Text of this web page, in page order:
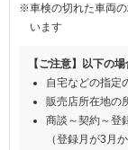
※車検の切れた車両
います
【ご注意】以下の
自宅などの指定
販売店所在地の
商談～契約～登
（登録月が3月